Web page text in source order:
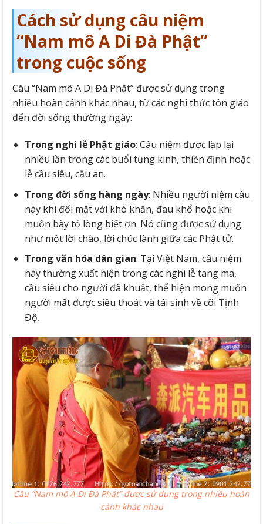
Cách sử dụng câu niệm
“Nam mô A Di Đà Phật”
trong cuộc sống
Câu “Nam mô A Di Đà Phật” được sử dụng trong
nhiều hoàn cảnh khác nhau, từ các nghi thức tôn giáo
đến đời sống thường ngày:
Trong nghi lễ Phật giáo: Câu niệm được lặp lại
nhiều lần trong các buổi tụng kinh, thiền định hoặc
lễ cầu siêu, cầu an.
Trong đời sống hàng ngày: Nhiều người niệm câu
này khi đối mặt với khó khăn, đau khổ hoặc khi
muốn bày tỏ lòng biết ơn. Nó cũng được sử dụng
như một lời chào, lời chúc lành giữa các Phật tử.
Trong văn hóa dân gian: Tại Việt Nam, câu niệm
này thường xuất hiện trong các nghi lễ tang ma,
cầu siêu cho người đã khuất, thể hiện mong muốn
người mất được siêu thoát và tái sinh về cõi Tịnh
Độ.
Câu “Nam mô A Di Đà Phật” được sử dụng trong nhiều hoàn
cảnh khác nhau